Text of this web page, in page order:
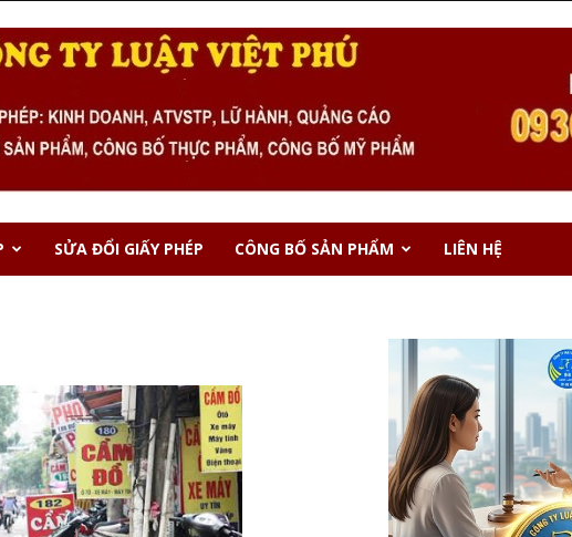
SỬA ĐỔI GIẤY PHÉP CÔNG BỐ SẢN PHẨM LIÊN HỆ